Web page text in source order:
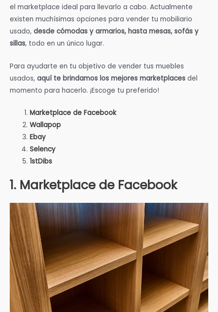
el marketplace ideal para llevarlo a cabo. Actualmente
existen muchísimas opciones para vender tu mobiliario
usado, desde cómodas y armarios, hasta mesas, sofás y
sillas, todo en un único lugar.
Para ayudarte en tu objetivo de vender tus muebles
usados, aquí te brindamos los mejores marketplaces del
momento para hacerlo. ¡Escoge tu preferido!
Marketplace de Facebook
Wallapop
Ebay
Selency
1stDibs
1. Marketplace de Facebook